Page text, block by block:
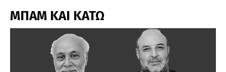
ΜΠΑΜ ΚΑΙ ΚΑΤΩ